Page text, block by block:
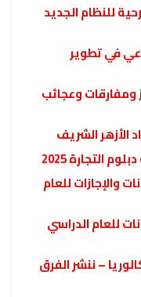
للنظام الجديد
في تطوير
ومفارقات وعجائب
الشريف
التجارة 2025
والإجازات للعام
للعام الدراسي
– ننشر الفرق